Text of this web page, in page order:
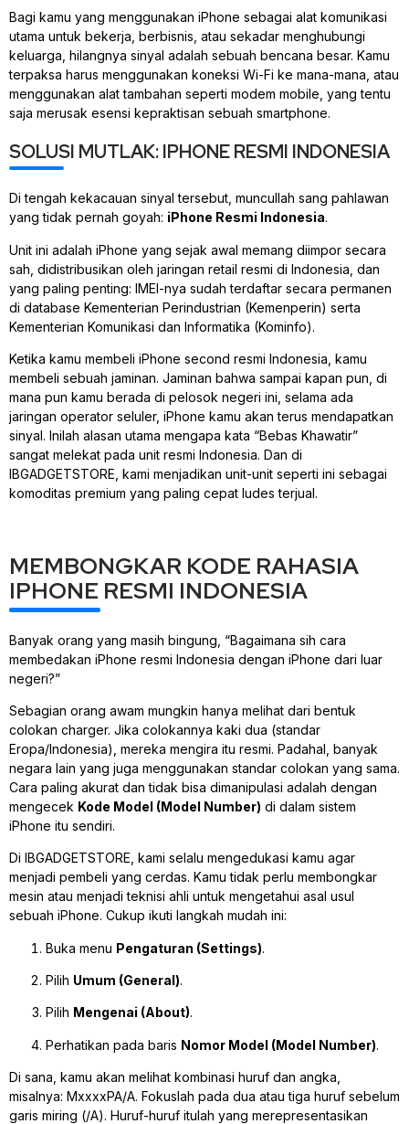
Bagi kamu yang menggunakan iPhone sebagai alat komunikasi
utama untuk bekerja, berbisnis, atau sekadar menghubungi
keluarga, hilangnya sinyal adalah sebuah bencana besar. Kamu
terpaksa harus menggunakan koneksi Wi-Fi ke mana-mana, atau
menggunakan alat tambahan seperti modem mobile , yang tentu
saja merusak esensi kepraktisan sebuah smartphone.
SOLUSI MUTLAK: IPHONE RESMI INDONESIA
Di tengah kekacauan sinyal tersebut, muncullah sang pahlawan
yang tidak pernah goyah: iPhone Resmi Indonesia.
Unit ini adalah iPhone yang sejak awal memang diimpor secara
sah, didistribusikan oleh jaringan retail resmi di Indonesia, dan
yang paling penting: IMEI-nya sudah terdaftar secara permanen
di database Kementerian Perindustrian (Kemenperin) serta
Kementerian Komunikasi dan Informatika (Kominfo).
Ketika kamu membeli iPhone second resmi Indonesia, kamu
membeli sebuah jaminan. Jaminan bahwa sampai kapan pun, di
mana pun kamu berada di pelosok negeri ini, selama ada
jaringan operator seluler, iPhone kamu akan terus mendapatkan
sinyal. Inilah alasan utama mengapa kata “Bebas Khawatir”
sangat melekat pada unit resmi Indonesia. Dan di
IBGADGETSTORE, kami menjadikan unit-unit seperti ini sebagai
komoditas premium yang paling cepat ludes terjual.
MEMBONGKAR KODE RAHASIA
IPHONE RESMI INDONESIA
Banyak orang yang masih bingung, “Bagaimana sih cara
membedakan iPhone resmi Indonesia dengan iPhone dari luar
negeri?”
Sebagian orang awam mungkin hanya melihat dari bentuk
colokan charger. Jika colokannya kaki dua (standar
Eropa/Indonesia), mereka mengira itu resmi. Padahal, banyak
negara lain yang juga menggunakan standar colokan yang sama.
Cara paling akurat dan tidak bisa dimanipulasi adalah dengan
mengecek Kode Model (Model Number) di dalam sistem
iPhone itu sendiri.
Di IBGADGETSTORE, kami selalu mengedukasi kamu agar
menjadi pembeli yang cerdas. Kamu tidak perlu membongkar
mesin atau menjadi teknisi ahli untuk mengetahui asal usul
sebuah iPhone. Cukup ikuti langkah mudah ini:
Buka menu Pengaturan (Settings).
Pilih Umum (General).
Pilih Mengenai (About).
Perhatikan pada baris Nomor Model (Model Number).
Di sana, kamu akan melihat kombinasi huruf dan angka,
misalnya: MxxxxPA/A. Fokuslah pada dua atau tiga huruf sebelum
garis miring (/A). Huruf-huruf itulah yang merepresentasikan